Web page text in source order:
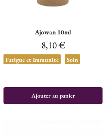
Ajowan 10ml
8,10€
Fatigue et Immunité Soin
Ajouter au panier